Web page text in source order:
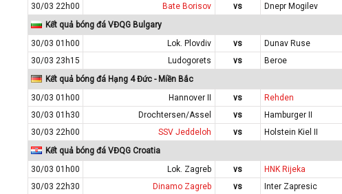
30/03 22h00
Bate Borisov vs Dnepr Mogilev
Kết quả bóng đá VĐQG Bulgary
30/03 01h00
Lok. Plovdiv vs Dunav Ruse
30/03 23h15
Ludogorets vs Beroe
Kết quả bóng đá Hạng 4 Đức - Miền Bắc
30/03 01h00
Hannover II vs Rehden
30/03 01h30
Drochtersen/Assel vs Hamburger II
30/03 22h00
SSV Jeddeloh vs Holstein Kiel II
Kết quả bóng đá VĐQG Croatia
30/03 01h00
Lok. Zagreb vs HNK Rijeka
30/03 22h30
Dinamo Zagreb vs Inter Zapresic